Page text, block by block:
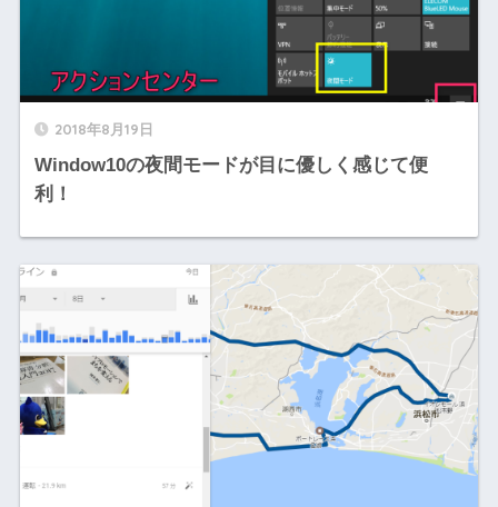
2018年8月19日
Window10の夜間モードが目に優しく感じて便
利！